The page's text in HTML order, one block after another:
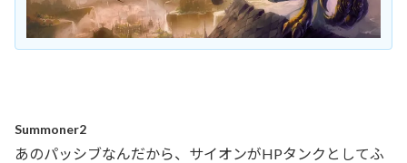
Summoner2
あのパッシブなんだから、サイオンがHPタンクとしてふ